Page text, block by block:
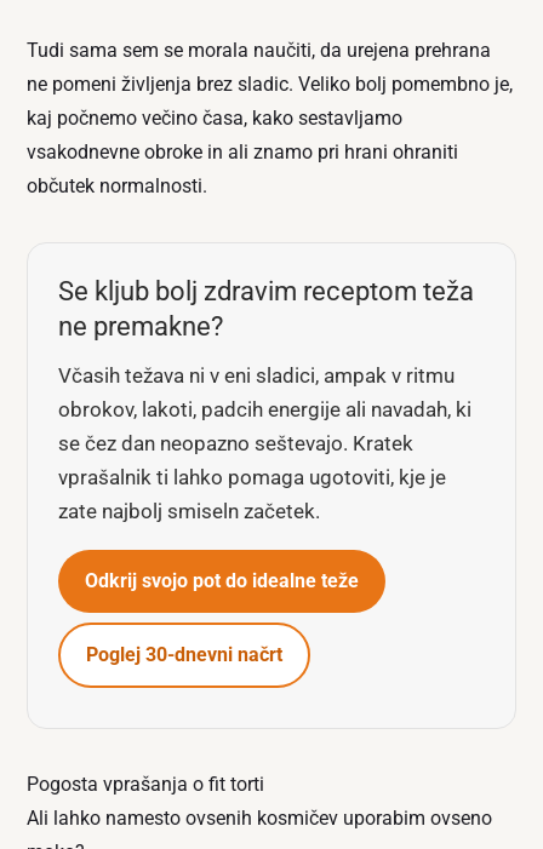
Tudi sama sem se morala naučiti, da urejena prehrana
ne pomeni življenja brez sladic. Veliko bolj pomembno je,
kaj počnemo večino časa, kako sestavljamo
vsakodnevne obroke in ali znamo pri hrani ohraniti
občutek normalnosti.
Se kljub bolj zdravim receptom teža
ne premakne?
Včasih težava ni v eni sladici, ampak v ritmu
obrokov, lakoti, padcih energije ali navadah, ki
se čez dan neopazno seštevajo. Kratek
vprašalnik ti lahko pomaga ugotoviti, kje je
zate najbolj smiseln začetek.
Odkrij svojo pot do idealne teže
Poglej 30-dnevni načrt
Pogosta vprašanja o fit torti
Ali lahko namesto ovsenih kosmičev uporabim ovseno